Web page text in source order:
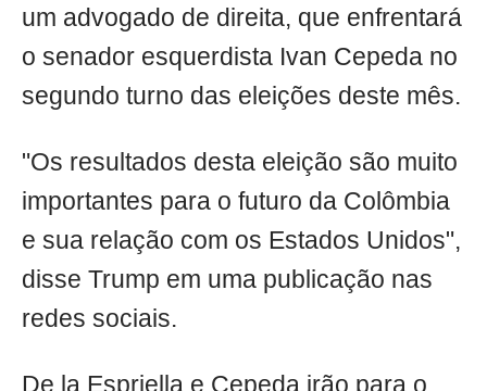
um advogado de direita, que enfrentará
o senador esquerdista Ivan Cepeda no
segundo turno das eleições deste mês.
"Os resultados desta eleição são muito
importantes para o futuro da Colômbia
e sua relação com os Estados Unidos",
disse Trump em uma publicação nas
redes sociais.
De la Espriella e Cepeda irão para o